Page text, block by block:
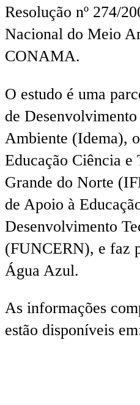
Resolução nº 274/
Nacional do Meio
CONAMA.
O estudo é uma
de
Ambiente (Idema),
Educação Ciência e
Grande do Norte
de Apoio à
Desenvolvimento
(FUNCERN), e faz
Água Azul.
As informações
estão disponíveis